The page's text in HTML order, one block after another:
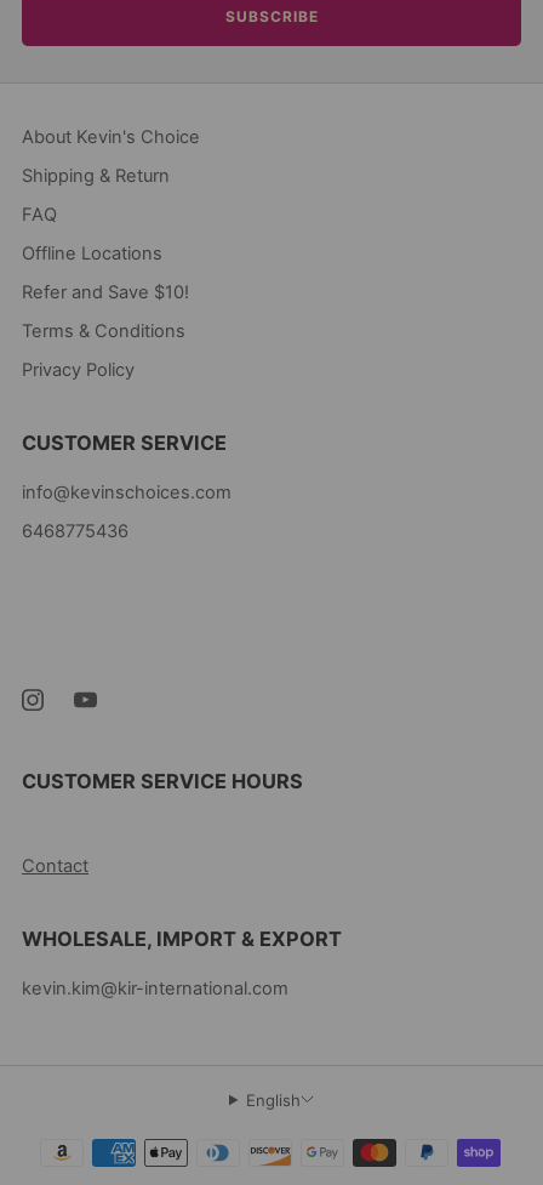
SUBSCRIBE
About Kevin's Choice
Shipping & Return
FAQ
Offline Locations
Refer and Save $10!
Terms & Conditions
Privacy Policy
CUSTOMER SERVICE
info@kevinschoices.com
6468775436
CUSTOMER SERVICE HOURS
Contact
WHOLESALE, IMPORT & EXPORT
kevin.kim@kir-international.com
English